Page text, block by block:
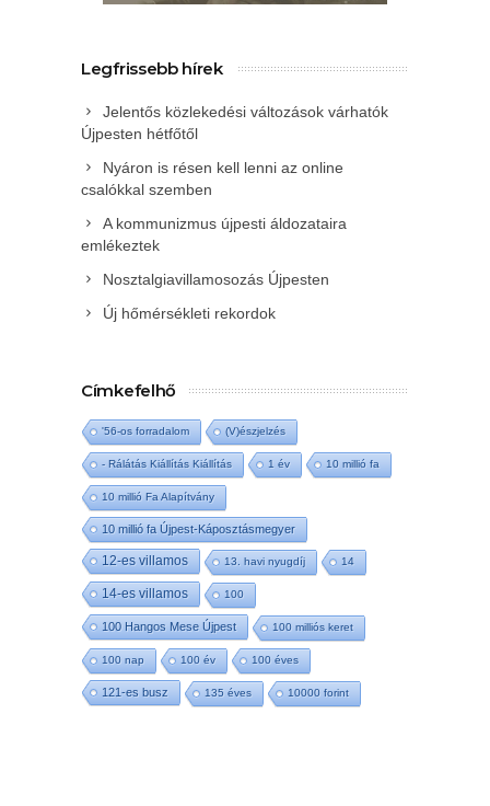
Legfrissebb hírek
Jelentős közlekedési változások várhatók
Újpesten hétfőtől
Nyáron is résen kell lenni az online
csalókkal szemben
A kommunizmus újpesti áldozataira
emlékeztek
Nosztalgiavillamosozás Újpesten
Új hőmérsékleti rekordok
Címkefelhő
'56-os forradalom (V)észjelzés
- Rálátás Kiállítás Kiállítás 1 év 10 millió fa
10 millió Fa Alapítvány
10 millió fa Újpest-Káposztásmegyer
12-es villamos 13. havi nyugdíj 14
14-es villamos 100
100 Hangos Mese Újpest 100 milliós keret
100 nap 100 év 100 éves
121-es busz 135 éves 10000 forint